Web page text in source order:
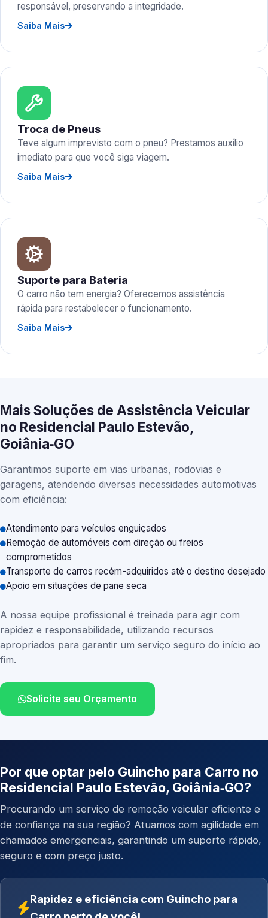
responsável, preservando a integridade.
Saiba Mais
Troca de Pneus
Teve algum imprevisto com o pneu? Prestamos auxílio
imediato para que você siga viagem.
Saiba Mais
Suporte para Bateria
O carro não tem energia? Oferecemos assistência
rápida para restabelecer o funcionamento.
Saiba Mais
Mais Soluções de Assistência Veicular
no Residencial Paulo Estevão,
Goiânia‑GO
Garantimos suporte em vias urbanas, rodovias e
garagens, atendendo diversas necessidades automotivas
com eficiência:
Atendimento para veículos enguiçados
Remoção de automóveis com direção ou freios
comprometidos
Transporte de carros recém-adquiridos até o destino desejado
Apoio em situações de pane seca
A nossa equipe profissional é treinada para agir com
rapidez e responsabilidade, utilizando recursos
apropriados para garantir um serviço seguro do início ao
fim.
Solicite seu Orçamento
Por que optar pelo Guincho para Carro no
Residencial Paulo Estevão, Goiânia‑GO?
Procurando um serviço de remoção veicular eficiente e
de confiança na sua região? Atuamos com agilidade em
chamados emergenciais, garantindo um suporte rápido,
seguro e com preço justo.
Rapidez e eficiência com Guincho para